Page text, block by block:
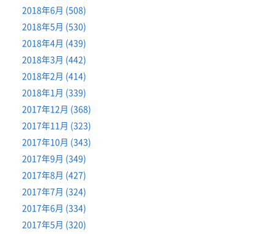
2018年6月 (508)
2018年5月 (530)
2018年4月 (439)
2018年3月 (442)
2018年2月 (414)
2018年1月 (339)
2017年12月 (368)
2017年11月 (323)
2017年10月 (343)
2017年9月 (349)
2017年8月 (427)
2017年7月 (324)
2017年6月 (334)
2017年5月 (320)